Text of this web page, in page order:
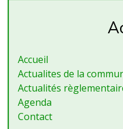
Accueil
Actualites de la
Actualités
Agenda
Contact